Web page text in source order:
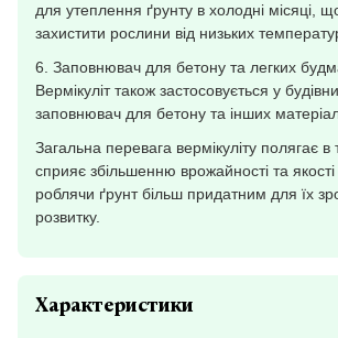
для утеплення ґрунту в холодні місяці,
захистити рослини від низьких
6. Заповнювач для бетону та легких
Вермікуліт також застосовується у
заповнювач для бетону та інших
Загальна перевага вермікуліту полягає в
сприяє збільшенню врожайності та якості
роблячи ґрунт більш придатним для їх
розвитку.
Характеристики